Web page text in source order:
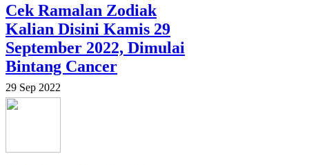
Cek Ramalan Zodiak
Kalian Disini Kamis 29
September 2022, Dimulai
Bintang Cancer
29 Sep 2022